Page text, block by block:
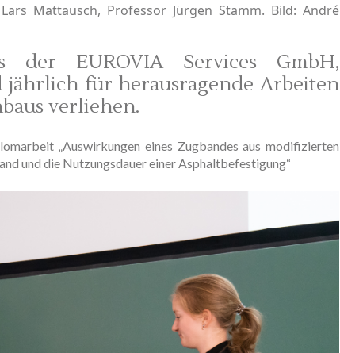
Mattausch, Professor Jürgen Stamm. Bild: André
der EUROVIA Services GmbH,
für herausragende Arbeiten
verliehen.
„Auswirkungen eines Zugbandes aus modifizierten
und die Nutzungsdauer einer Asphaltbefestigung“